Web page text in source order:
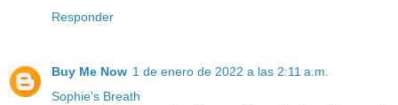
Responder
Buy Me Now 1 de enero de 2022 a las 2:11 a.m.
Sophie's Breath